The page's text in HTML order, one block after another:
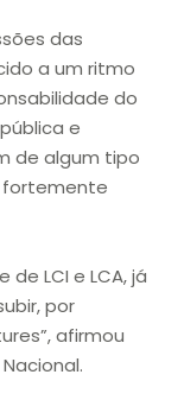
das
a um ritmo
do
e
de algum tipo
fortemente
LCI e LCA, já
por
afirmou